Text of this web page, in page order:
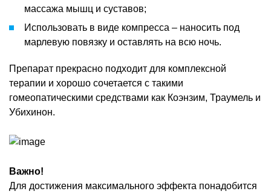
массажа мышц и суставов;
Использовать в виде компресса – наносить под
марлевую повязку и оставлять на всю ночь.
Препарат прекрасно подходит для комплексной
терапии и хорошо сочетается с такими
гомеопатическими средствами как Коэнзим, Траумель и
Убихинон.
Важно!
Для достижения максимального эффекта понадобится